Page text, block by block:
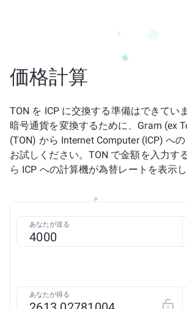
価格計算
TON を ICP に交換する準備はできてい
暗号通貨を変換するために、Gram (ex
(TON) から Internet Computer (ICP) へ
お試しください。TON で金額を入力す
ら ICP への計算機が為替レートを表示し
あなたが送る
あなたが得る